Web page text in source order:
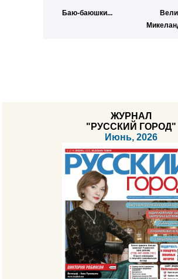
Баю-баюшки...
ЖУРНАЛ
"РУССКИЙ ГОРОД"
Июнь, 2026